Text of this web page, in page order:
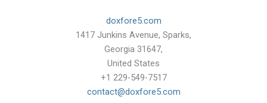
doxfore5.com
1417 Junkins Avenue, Sparks,
Georgia 31647,
United States
+1 229-549-7517
contact@doxfore5.com